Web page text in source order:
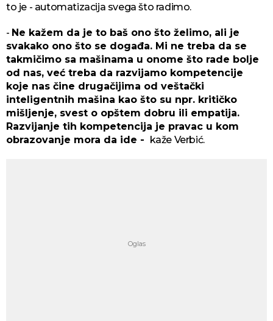
to je - automatizacija svega što radimo.
- Ne kažem da je to baš ono što želimo, ali je
svakako ono što se događa. Mi ne treba da se
takmičimo sa mašinama u onome što rade bolje
od nas, već treba da razvijamo kompetencije
koje nas čine drugačijima od veštački
inteligentnih mašina kao što su npr. kritičko
mišljenje, svest o opštem dobru ili empatija.
Razvijanje tih kompetencija je pravac u kom
obrazovanje mora da ide - kaže Verbić.